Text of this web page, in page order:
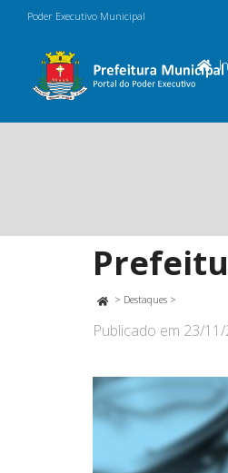
Poder Executivo Municipal
> Destaques >
Publicado em 23/11/